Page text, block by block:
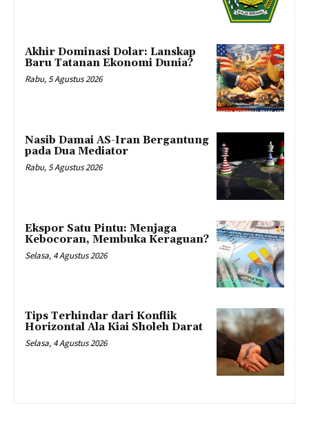
Akhir Dominasi Dolar: Lanskap
Baru Tatanan Ekonomi Dunia?
Rabu, 5 Agustus 2026
Nasib Damai AS-Iran Bergantung
pada Dua Mediator
Rabu, 5 Agustus 2026
Ekspor Satu Pintu: Menjaga
Kebocoran, Membuka Keraguan?
Selasa, 4 Agustus 2026
Tips Terhindar dari Konflik
Horizontal Ala Kiai Sholeh Darat
Selasa, 4 Agustus 2026